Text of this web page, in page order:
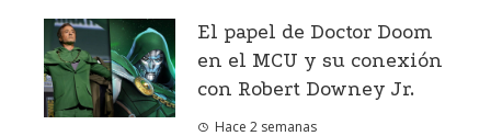
El papel de Doctor Doom
en el MCU y su conexión
con Robert Downey Jr.
Hace 2 semanas